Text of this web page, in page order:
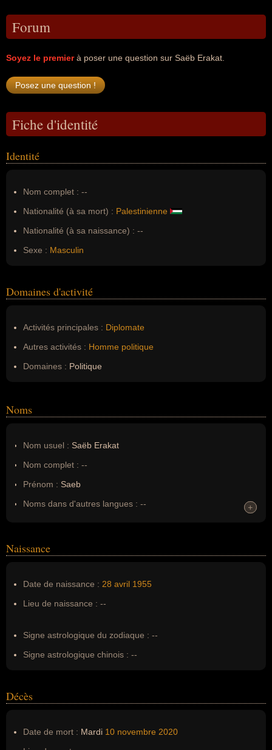
Forum
Soyez le premierà poser une question sur Saëb Erakat.
Fiche d'identité
Identité
Nom complet : --
Nationalité (à sa mort) : Palestinienne
Nationalité (à sa naissance) : --
Sexe : Masculin
Domaines d'activité
Activités principales : Diplomate
Autres activités : Homme politique
Domaines : Politique
Noms
Nom usuel : Saëb Erakat
Nom complet : --
Prénom : Saeb
Noms dans d'autres langues : --
Nom de famille :Erekat
+
+
Naissance
Date de naissance : 28 avril 1955
Lieu de naissance : --
Signe astrologique du zodiaque : --
Signe astrologique chinois : --
Décès
Date de mort : Mardi 10 novembre 2020